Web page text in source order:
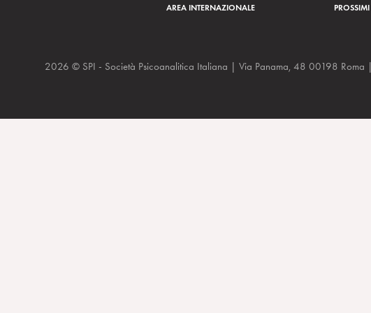
AREA INTERNAZIONALE
2026 © SPI - Società Psicoanalitica Italiana | Via Panama, 48 00198